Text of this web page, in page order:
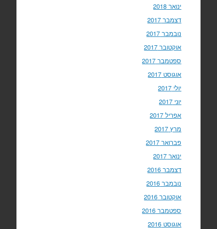
ינואר 2018
דצמבר 2017
נובמבר 2017
אוקטובר 2017
ספטמבר 2017
אוגוסט 2017
יולי 2017
יוני 2017
אפריל 2017
מרץ 2017
פברואר 2017
ינואר 2017
דצמבר 2016
נובמבר 2016
אוקטובר 2016
ספטמבר 2016
אוגוסט 2016